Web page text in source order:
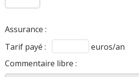
Assurance :
Tarif payé :
euros/an
Commentaire libre :